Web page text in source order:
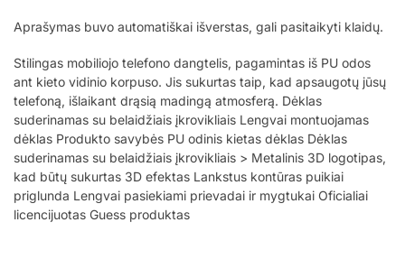
Aprašymas buvo automatiškai išverstas, gali pasitaikyti klaidų.
Stilingas mobiliojo telefono dangtelis, pagamintas iš PU odos
ant kieto vidinio korpuso. Jis sukurtas taip, kad apsaugotų jūsų
telefoną, išlaikant drąsią madingą atmosferą. Dėklas
suderinamas su belaidžiais įkrovikliais Lengvai montuojamas
dėklas Produkto savybės PU odinis kietas dėklas Dėklas
suderinamas su belaidžiais įkrovikliais > Metalinis 3D logotipas,
kad būtų sukurtas 3D efektas Lankstus kontūras puikiai
priglunda Lengvai pasiekiami prievadai ir mygtukai Oficialiai
licencijuotas Guess produktas